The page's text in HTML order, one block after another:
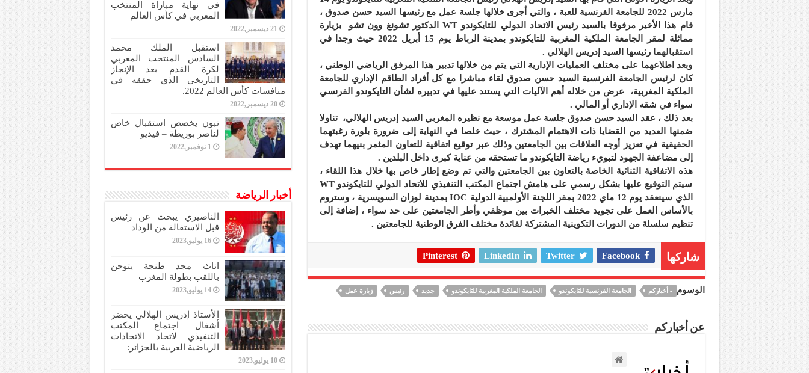
مارس 2022 للجامعة الفرنسية للعبة ، والتي أجرى خلالها جلسة عمل مع رئيسها السيد حسن صدوق ،
قام هذا الأخير مرفوقا بالسيد رئيس الاتحاد الدولي للتايكوندو WT الدكتور تشونغ وون تشو بزيارة
مماثلة لمقر الجامعة الملكية المغربية للتايكوندو بمدينة الرباط يوم 15 أبريل 2022 حيث وجدا في
استقبالهما رئيسها السيد إدريس الهلالي .
وبعد اطلاعهما على مختلف العمليات الإدارية التي يتم من خلالها تدبير هذا المرفق الرياضي الوطني ،
كان لرئيس الجامعة الفرنسية السيد حسن صدوق لقاء مباشرا مع كل أفراد الطاقم الإداري للجامعة
الملكية المغربية، عرض من خلاله أهم الآليات التي يستند عليها في تدبيره لشأن التايكوندو الفرنسي
سواء في شقه الإداري أو المالي .
بعد ذلك ، عقد السيد حسن صدوق جلسة عمل موسعة مع نظيره المغربي السيد إدريس الهلالي، تناولا
ضمنها العديد من القضايا ذات الاهتمام المشترك ، حيث خلصا في النهاية إلى ضرورة بلورة رغبتهما
الحقيقية في تعزيز أوجه العلاقات بين الجامعتين وذلك عبر توقيع اتفاقية للتعاون المثمر بنيهما تهدف
إلى مضاعفة الجهود لتبويء رياضة التايكوندو ما تستحقه من عناية كبرى داخل البلدين .
هذه الاتفاقية الثنائية الخاصة بالتعاون بين الجامعتين والتي تم وضع إطار خاص بها خلال هذا اللقاء ،
سيتم التوقيع عليها بشكل رسمي على هامش اجتماع المكتب التنفيذي للاتحاد الدولي للتايكوندو WT
الذي سينعقد يوم 12 ماي 2022 بمقر اللجنة الأولمبية الدولية IOC بمدينة لوزان السويسرية ، وستروم
بالأساس العمل على تجويد مختلف الخبرات بين موظفي وأطر الجامعتين على حد سواء ، إضافة إلى
تنظيم سلسلة من الدورات التكوينية المشتركة لفائدة مختلف الفرق الوطنية للجامعتين .
شاركها Facebook
Twitter
LinkedIn
Pinterest
الوسوم - أخباركم الجامعة الفرنسية للتايكوندو الجامعة الملكية المغربية للتايكوندو جديد رئيس زيارة عمل
عن أخباركم
في نهاية مباراة المنتخب
المغربي في كأس العالم
21 ديسمبر,2022
استقبل الملك محمد
السادس المنتخب المغربي
لكرة القدم بعد الإنجاز
التاريخي الذي حققه في
منافسات كأس العالم 2022.
20 ديسمبر,2022
تبون يخصص استقبال خاص
لناصر بوريطة – فيديو
1 نوفمبر,2022
أخبار الرياضة
الناصيري يبحث عن رئيس
قبل الاستقالة من الوداد
16 يوليو,2023
اناث مجد طنجة يتوجن
باللقب بطولة المغرب
14 يوليو,2023
الأستاذ إدريس الهلالي يحضر
أشغال اجتماع المكتب
التنفيذي لاتحاد الاتحادات
الرياضية العربية بالجزائر:
10 يوليو,2023